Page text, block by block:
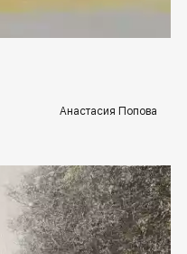
Анастасия Попова